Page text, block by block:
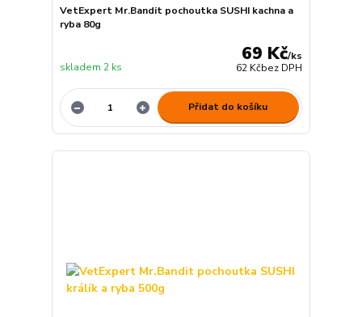
VetExpert Mr.Bandit pochoutka SUSHI kachna a
ryba 80g
69 Kč/ks
62 Kčbez DPH
skladem 2 ks
Přidat do košíku